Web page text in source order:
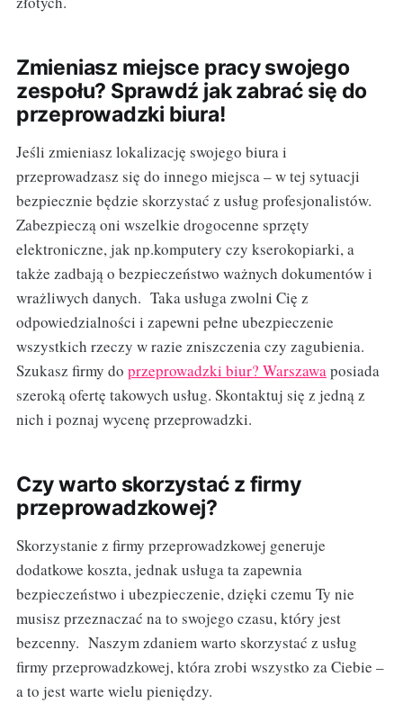
Zmieniasz miejsce pracy swojego
zespołu? Sprawdź jak zabrać się do
przeprowadzki biura!
Jeśli zmieniasz lokalizację swojego biura i
przeprowadzasz się do innego miejsca – w tej sytuacji
bezpiecznie będzie skorzystać z usług profesjonalistów.
Zabezpieczą oni wszelkie drogocenne sprzęty
elektroniczne, jak np.komputery czy kserokopiarki, a
także zadbają o bezpieczeństwo ważnych dokumentów i
wrażliwych danych. Taka usługa zwolni Cię z
odpowiedzialności i zapewni pełne ubezpieczenie
wszystkich rzeczy w razie zniszczenia czy zagubienia.
Szukasz firmy do przeprowadzki biur? Warszawaposiada
szeroką ofertę takowych usług. Skontaktuj się z jedną z
nich i poznaj wycenę przeprowadzki.
Czy warto skorzystać z firmy
przeprowadzkowej?
Skorzystanie z firmy przeprowadzkowej generuje
dodatkowe koszta, jednak usługa ta zapewnia
bezpieczeństwo i ubezpieczenie, dzięki czemu Ty nie
musisz przeznaczać na to swojego czasu, który jest
bezcenny. Naszym zdaniem warto skorzystać z usług
firmy przeprowadzkowej, która zrobi wszystko za Ciebie –
a to jest warte wielu pieniędzy.